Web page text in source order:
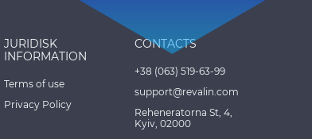
JURIDISK
INFORMATION
Terms of use
Privacy Policy
CONTACTS
+38 (063) 519-63-99
support@revalin.com
Reheneratorna St, 4,
Kyiv, 02000